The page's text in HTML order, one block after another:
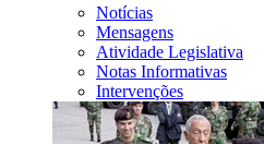
Notícias
Mensagens
Atividade Legislativa
Notas Informativas
Intervenções